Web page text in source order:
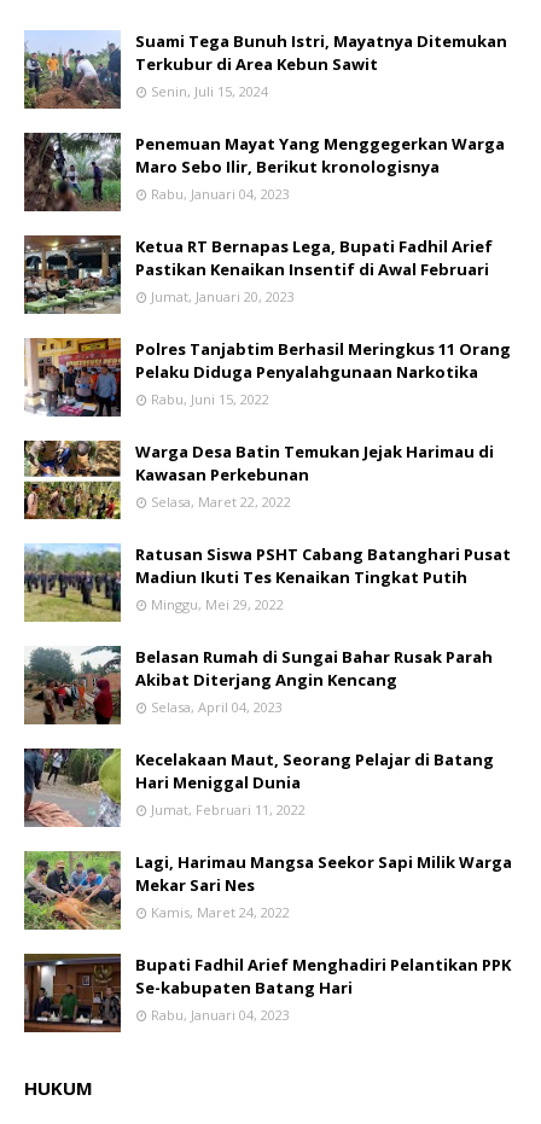
Suami Tega Bunuh Istri, Mayatnya Ditemukan
Terkubur di Area Kebun Sawit
Senin, Juli 15, 2024
Penemuan Mayat Yang Menggegerkan Warga
Maro Sebo Ilir, Berikut kronologisnya
Rabu, Januari 04, 2023
Ketua RT Bernapas Lega, Bupati Fadhil Arief
Pastikan Kenaikan Insentif di Awal Februari
Jumat, Januari 20, 2023
Polres Tanjabtim Berhasil Meringkus 11 Orang
Pelaku Diduga Penyalahgunaan Narkotika
Rabu, Juni 15, 2022
Warga Desa Batin Temukan Jejak Harimau di
Kawasan Perkebunan
Selasa, Maret 22, 2022
Ratusan Siswa PSHT Cabang Batanghari Pusat
Madiun Ikuti Tes Kenaikan Tingkat Putih
Minggu, Mei 29, 2022
Belasan Rumah di Sungai Bahar Rusak Parah
Akibat Diterjang Angin Kencang
Selasa, April 04, 2023
Kecelakaan Maut, Seorang Pelajar di Batang
Hari Meniggal Dunia
Jumat, Februari 11, 2022
Lagi, Harimau Mangsa Seekor Sapi Milik Warga
Mekar Sari Nes
Kamis, Maret 24, 2022
Bupati Fadhil Arief Menghadiri Pelantikan PPK
Se-kabupaten Batang Hari
Rabu, Januari 04, 2023
HUKUM